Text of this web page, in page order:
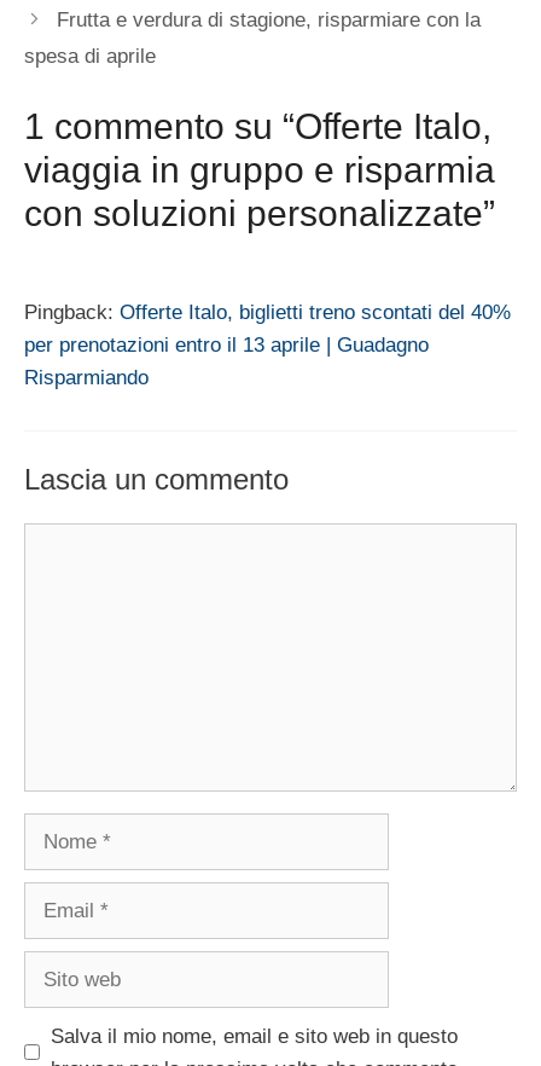
Frutta e verdura di stagione, risparmiare con la
spesa di aprile
1 commento su “Offerte Italo,
viaggia in gruppo e risparmia
con soluzioni personalizzate”
Pingback: Offerte Italo, biglietti treno scontati del 40%
per prenotazioni entro il 13 aprile | Guadagno
Risparmiando
Lascia un commento
Salva il mio nome, email e sito web in questo